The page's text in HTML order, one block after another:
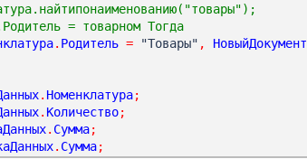
= товарном Тогда
. Родитель = "Товары" , НовыйДокумент
. Номенклатура;
. Количество;
. Сумма;
. Сумма;